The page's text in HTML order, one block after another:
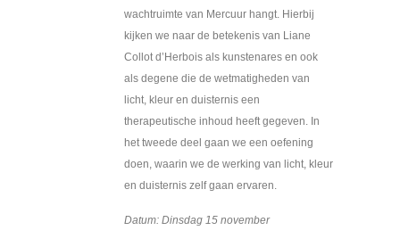
wachtruimte van Mercuur hangt. Hierbij
kijken we naar de betekenis van Liane
Collot d’Herbois als kunstenares en ook
als degene die de wetmatigheden van
licht, kleur en duisternis een
therapeutische inhoud heeft gegeven. In
het tweede deel gaan we een oefening
doen, waarin we de werking van licht, kleur
en duisternis zelf gaan ervaren.
Datum: Dinsdag 15 november